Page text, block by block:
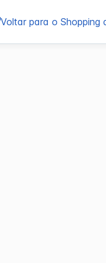
Voltar para o Shopping